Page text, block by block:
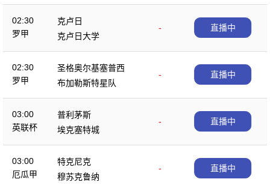
02:30
罗甲
克卢日
-
克卢日大学
直播中
02:30
罗甲
圣格奥尔基塞普西
-
布加勒斯特星队
直播中
03:00
英联杯
普利茅斯
-
埃克塞特城
直播中
03:00
厄瓜甲
特克尼克
-
穆苏克鲁纳
直播中